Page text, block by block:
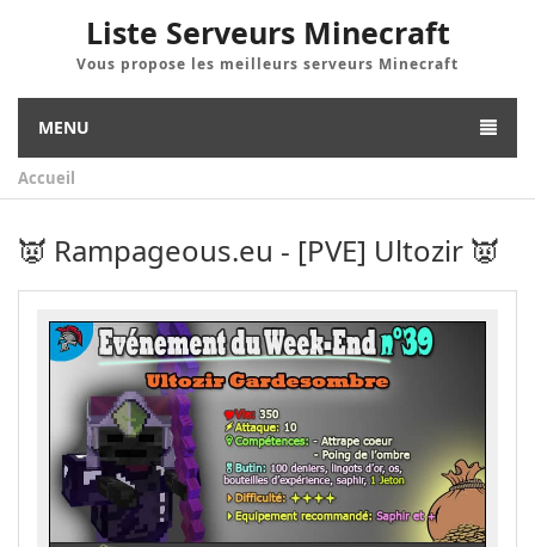
Liste Serveurs Minecraft
Vous propose les meilleurs serveurs Minecraft
MENU
Accueil
👿 Rampageous.eu - [PVE] Ultozir 👿